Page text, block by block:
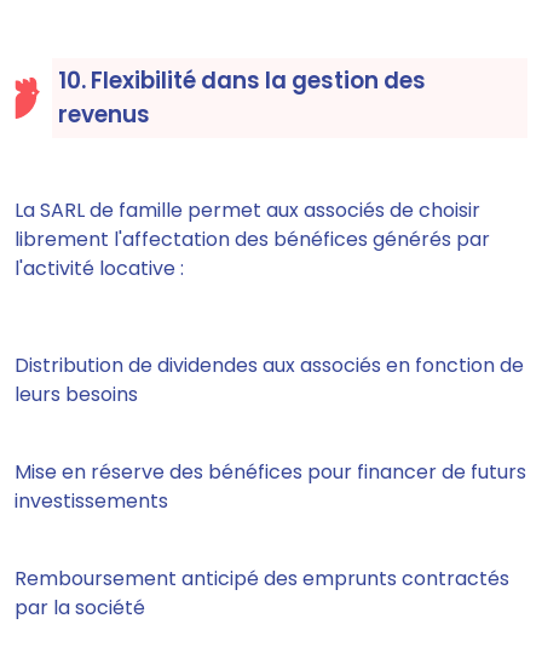
10. Flexibilité dans la gestion des
revenus
La SARL de famille permet aux associés de choisir
librement l'affectation des bénéfices générés par
l'activité locative :
Distribution de dividendes aux associés en fonction de
leurs besoins
Mise en réserve des bénéfices pour financer de futurs
investissements
Remboursement anticipé des emprunts contractés
par la société